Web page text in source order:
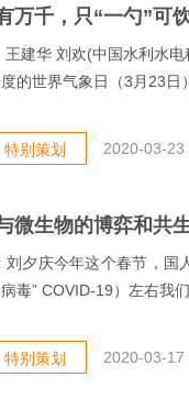
万千，只“一勺”可
王建华 刘欢(中国水利水
的世界气象日（3月23日
特别策划 2020-03-23
微生物的博弈和共
刘夕庆今年这个春节，国
毒” COVID-19）左右我
特别策划 2020-03-17